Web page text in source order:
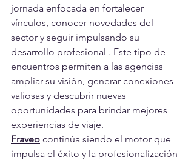
jornada enfocada en fortalecer
vínculos, conocer novedades del
sector y seguir impulsando su
desarrollo profesional . Este tipo de
encuentros permiten a las agencias
ampliar su visión, generar conexiones
valiosas y descubrir nuevas
oportunidades para brindar mejores
experiencias de viaje.
Fraveo continúa siendo el motor que
impulsa el éxito y la profesionalización